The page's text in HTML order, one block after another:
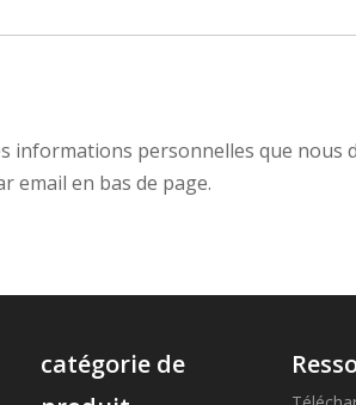
informations personnelles que
email en bas de page.
catégorie de